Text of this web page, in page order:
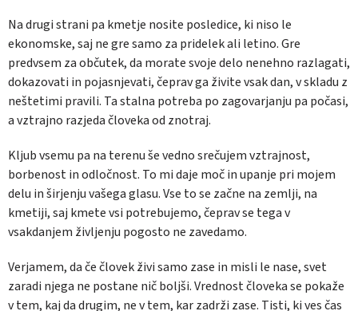
Na drugi strani pa kmetje nosite posledice, ki niso le
ekonomske, saj ne gre samo za pridelek ali letino. Gre
predvsem za občutek, da morate svoje delo nenehno razlagati,
dokazovati in pojasnjevati, čeprav ga živite vsak dan, v skladu z
neštetimi pravili. Ta stalna potreba po zagovarjanju pa počasi,
a vztrajno razjeda človeka od znotraj.
Kljub vsemu pa na terenu še vedno srečujem vztrajnost,
borbenost in odločnost. To mi daje moč in upanje pri mojem
delu in širjenju vašega glasu. Vse to se začne na zemlji, na
kmetiji, saj kmete vsi potrebujemo, čeprav se tega v
vsakdanjem življenju pogosto ne zavedamo.
Verjamem, da če človek živi samo zase in misli le nase, svet
zaradi njega ne postane nič boljši. Vrednost človeka se pokaže
v tem, kaj da drugim, ne v tem, kar zadrži zase. Tisti, ki ves čas